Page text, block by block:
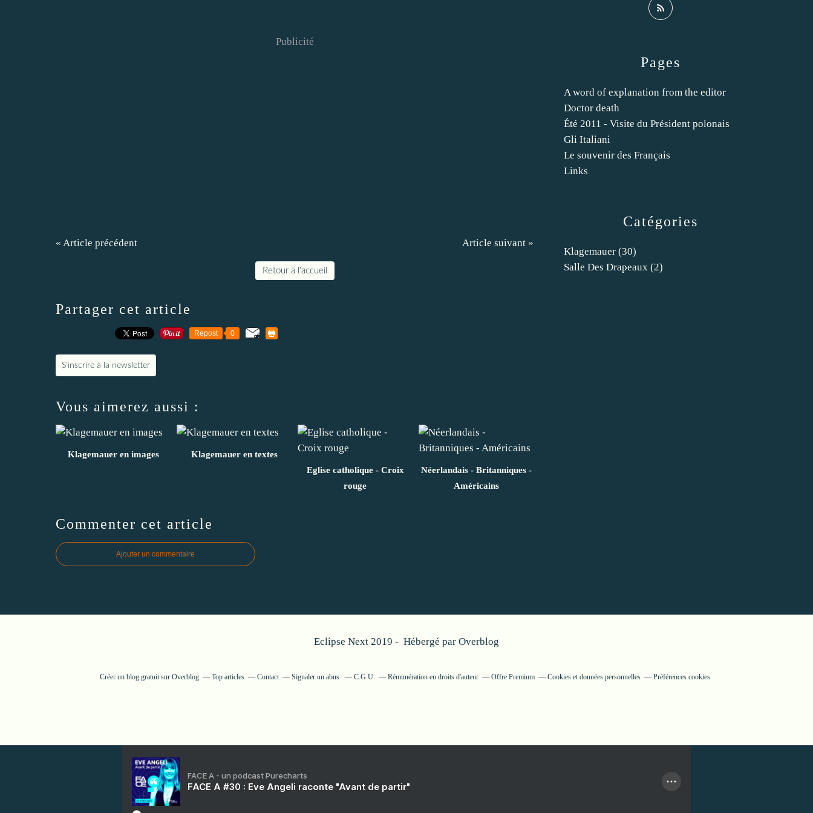
Publicité
« Article précédent Article suivant »
Retour à l'accueil
Partager cet article
Repost 0
S'inscrire à la newsletter
Vous aimerez aussi :
Klagemauer en images
Klagemauer en textes
Eglise catholique - Croix
rouge
Néerlandais - Britanniques -
Américains
Commenter cet article
Ajouter un commentaire
Catégories
Klagemauer (30)
Salle Des Drapeaux (2)
Pages
A word of explanation from the editor
Doctor death
Été 2011 - Visite du Président polonais
Gli Italiani
Le souvenir des Français
Links
Eclipse Next 2019 - Hébergé par Overblog
Créer un blog gratuit sur Overblog Top articles Contact Signaler un abus C.G.U. Rémunération en droits d'auteur Offre Premium Cookies et données personnelles Préférences cookies
FACE A - un podcast Purecharts
FACE A #30 : Eve Angeli raconte "Avant de partir"